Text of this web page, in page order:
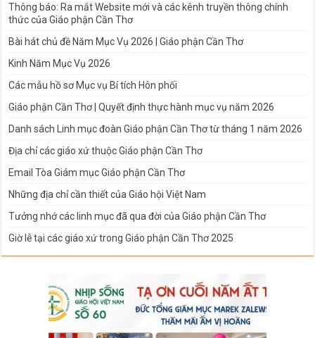
Thông báo: Ra mắt Website mới và các kênh truyền thông chính
thức của Giáo phận Cần Thơ
Bài hát chủ đề Năm Mục Vụ 2026 | Giáo phận Cần Thơ
Kinh Năm Mục Vụ 2026
Các mẫu hồ sơ Mục vụ Bí tích Hôn phối
Giáo phận Cần Thơ | Quyết định thực hành mục vụ năm 2026
Danh sách Linh mục đoàn Giáo phận Cần Thơ từ tháng 1 năm 2026
Địa chỉ các giáo xứ thuộc Giáo phận Cần Thơ
Email Tòa Giám mục Giáo phận Cần Thơ
Những địa chỉ cần thiết của Giáo hội Việt Nam
Tưởng nhớ các linh mục đã qua đời của Giáo phận Cần Thơ
Giờ lễ tại các giáo xứ trong Giáo phận Cần Thơ 2025